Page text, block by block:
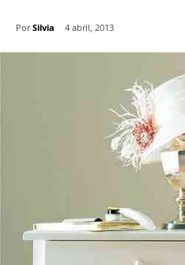
Por Silvia 4 abril, 2013